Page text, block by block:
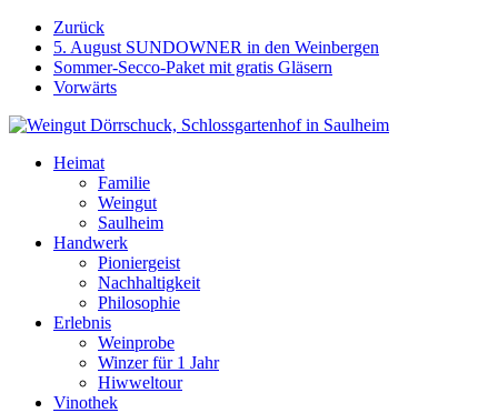
Weiter
zum
Inhalt
Zurück
5. August SUNDOWNER in den Weinbergen
Sommer-Secco-Paket mit gratis Gläsern
Vorwärts
Heimat
Familie
Weingut
Saulheim
Handwerk
Pioniergeist
Nachhaltigkeit
Philosophie
Erlebnis
Weinprobe
Winzer für 1 Jahr
Hiwweltour
Vinothek